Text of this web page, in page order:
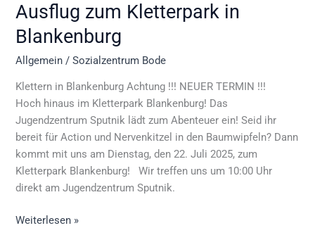
Ausflug zum Kletterpark in
Blankenburg
Allgemein /Sozialzentrum Bode
Klettern in Blankenburg Achtung !!! NEUER TERMIN !!!
Hoch hinaus im Kletterpark Blankenburg! Das
Jugendzentrum Sputnik lädt zum Abenteuer ein! Seid ihr
bereit für Action und Nervenkitzel in den Baumwipfeln? Dann
kommt mit uns am Dienstag, den 22. Juli 2025, zum
Kletterpark Blankenburg! Wir treffen uns um 10:00 Uhr
direkt am Jugendzentrum Sputnik.
Weiterlesen »